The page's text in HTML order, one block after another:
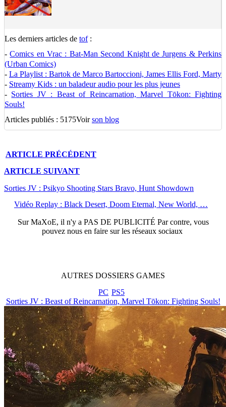
Les derniers articles de tof:
-Comics en Vrac : Bat-Man Second Knight de Jurgens & Perkins
(Urban Comics)
- La Playlist : Bartok de Marco Bartoccioni, James Ellis Ford, Marty
- Streamy Kids : un baladeur audio pour les plus jeunes
- Sorties JV : Beast of Reincarnation, Marvel Tōkon: Fighting
Souls!
Articles publiés : 5175Voirson blog
ARTICLE PRÉCÉDENT
ARTICLE SUIVANT
Sorties JV : Psikyo Shooting Stars Bravo, Hunt Showdown
Vidéo Replay : Black Desert, Doom Eternal, New World, …
SurMaXoE, il n'y a PAS DE PUBLICITÉ Par contre, vous
pouvez nous en faire sur les réseaux sociaux
AUTRES DOSSIERS GAMES
PC PS5
Sorties JV : Beast of Reincarnation, Marvel Tōkon: Fighting Souls!